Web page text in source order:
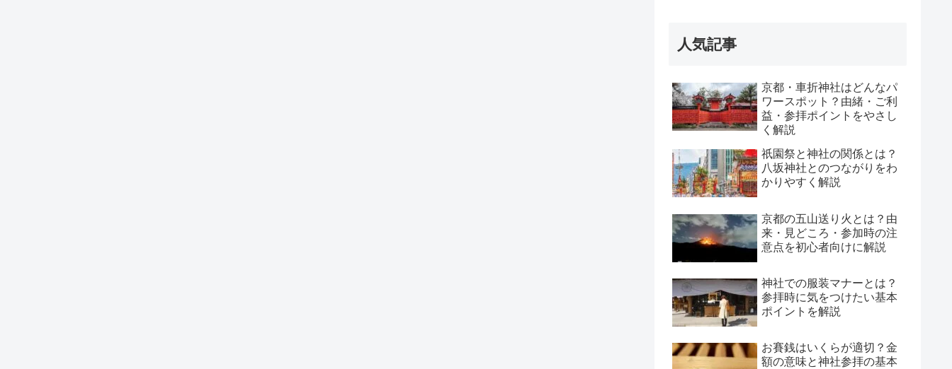
人気記事
京都・車折神社はどんなパ
ワースポット？由緒・ご利
益・参拝ポイントをやさし
く解説
祇園祭と神社の関係とは？
八坂神社とのつながりをわ
かりやすく解説
京都の五山送り火とは？由
来・見どころ・参加時の注
意点を初心者向けに解説
神社での服装マナーとは？
参拝時に気をつけたい基本
ポイントを解説
お賽銭はいくらが適切？金
額の意味と神社参拝の基本